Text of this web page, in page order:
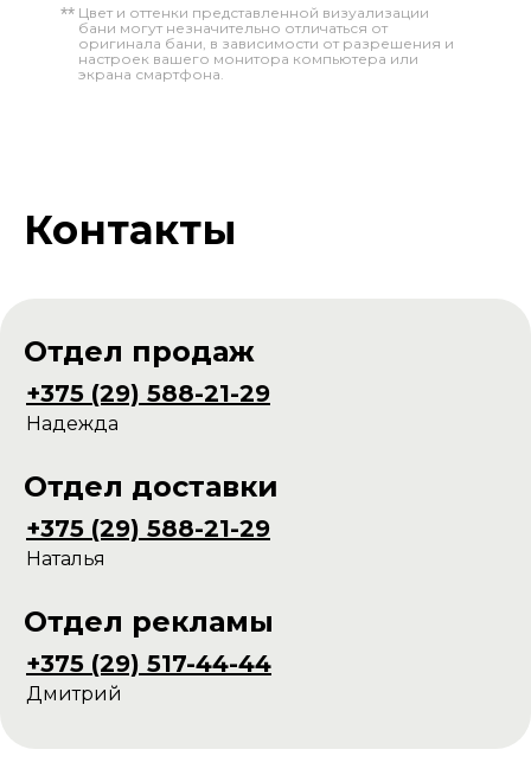
** Цвет и оттенки представленной визуализации
бани могут незначительно отличаться от
оригинала бани, в зависимости от разрешения и
настроек вашего монитора компьютера или
экрана смартфона.
Контакты
Отдел продаж
Надежда
Отдел доставки
Отдел рекламы
+375 (29) 588-21-29
Наталья
+375 (29) 588-21-29
Дмитрий
+375 (29) 517-44-44